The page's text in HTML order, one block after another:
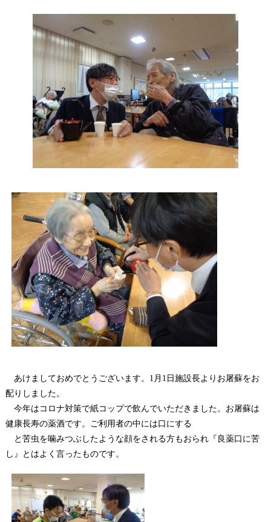
あけましておめでとうございます。1月1日施設長よりお屠蘇をお
配りしました。
今年はコロナ対策で紙コップで飲んでいただきました。お屠蘇は
健康長寿の薬酒です。ご利用者の中には口にする
と苦虫を噛みつぶしたような顔をされる方もおられ『良薬口に苦
し』とはよく言ったものです。